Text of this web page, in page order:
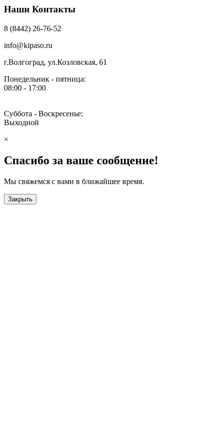
Наши Контакты
8 (8442) 26-76-52
info@kipaso.ru
г.Волгоград, ул.Козловская, 61
Понедельник - пятница:
08:00 - 17:00
Суббота - Воскресенье:
Выходной
×
Спасибо за ваше сообщение!
Мы свяжемся с вами в ближайшее время.
Закрыть